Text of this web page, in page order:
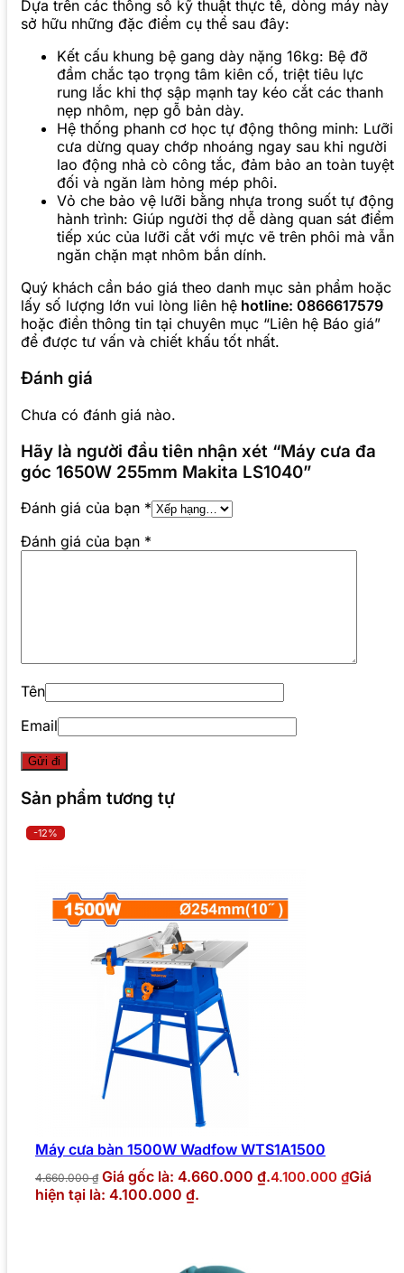
Dựa trên các thông số kỹ thuật thực tế, dòng máy này
sở hữu những đặc điểm cụ thể sau đây:
Kết cấu khung bệ gang dày nặng 16kg: Bệ đỡ
đầm chắc tạo trọng tâm kiên cố, triệt tiêu lực
rung lắc khi thợ sập mạnh tay kéo cắt các thanh
nẹp nhôm, nẹp gỗ bản dày.
Hệ thống phanh cơ học tự động thông minh: Lưỡi
cưa dừng quay chớp nhoáng ngay sau khi người
lao động nhả cò công tắc, đảm bảo an toàn tuyệt
đối và ngăn làm hỏng mép phôi.
Vỏ che bảo vệ lưỡi bằng nhựa trong suốt tự động
hành trình: Giúp người thợ dễ dàng quan sát điểm
tiếp xúc của lưỡi cắt với mực vẽ trên phôi mà vẫn
ngăn chặn mạt nhôm bắn dính.
Quý khách cần báo giá theo danh mục sản phẩm hoặc
lấy số lượng lớn vui lòng liên hệ hotline: 0866617579
hoặc điền thông tin tại chuyên mục “Liên hệ Báo giá”
để được tư vấn và chiết khấu tốt nhất.
Đánh giá
Chưa có đánh giá nào.
Hãy là người đầu tiên nhận xét “Máy cưa đa
góc 1650W 255mm Makita LS1040”
Đánh giá của bạn *
Đánh giá của bạn *
Tên
Email
Sản phẩm tương tự
-12%
Máy cưa bàn 1500W Wadfow WTS1A1500
4.660.000₫ Giá gốc là: 4.660.000 ₫.4.100.000 ₫Giá
hiện tại là: 4.100.000 ₫.